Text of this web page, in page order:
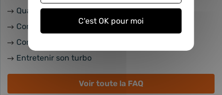
Quand changer son turbo
Comment choisir un turbocompresseur
Comment changer un turbo
Entretenir son turbo
Voir toute la FAQ
C'est OK pour moi